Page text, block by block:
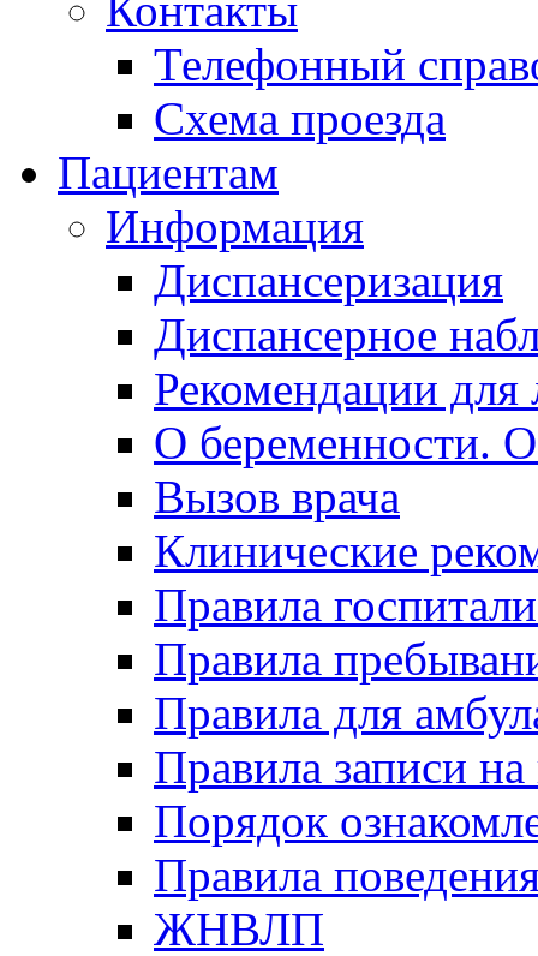
Телефонный
Схема проезда
Пациентам
Информация
Диспансеризация
Диспансерное
Рекомендации для
О беременности.
Вызов врача
Клинические
Правила
Правила
Правила для
Правила записи
Порядок
Правила
ЖНВЛП